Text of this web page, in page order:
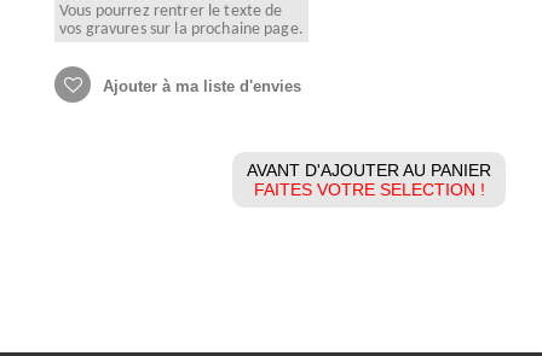
Vous pourrez rentrer le texte de
vos gravures sur la prochaine page.
Ajouter à ma liste d'envies
AVANT D'AJOUTER AU PANIER
FAITES VOTRE SELECTION !